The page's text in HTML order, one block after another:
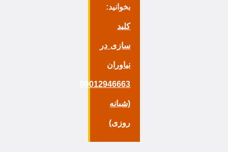
بخوانید:
کلید
سازی در
نیاوران
09012946663
(شبانه
روزی)